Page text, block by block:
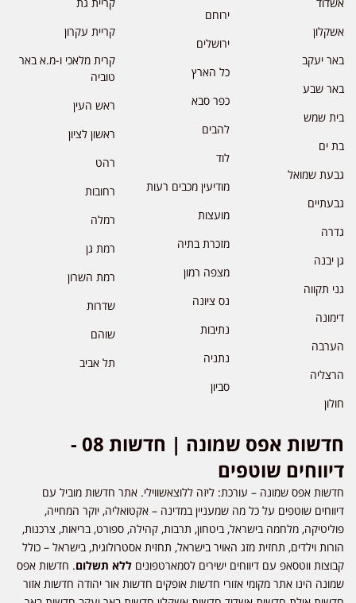
אשקלון
באר יעקב
באר שבע
בית שמש
בת ים
גבעת שמואל
גבעתיים
גדרה
גן יבנה
גני תקווה
דימונה
הערבה
הרצליה
חולון
ירוחם
ירושלים
כל הארץ
כפר סבא
להבים
לוד
מודיעין מכבים רעות
מועצות
מזכרת בתיה
מצפה רמון
נס ציונה
נתיבות
נתניה
סביון
קריית עקרון
קרית מלאכי ו-מ.א באר
טוביה
ראש העין
ראשון לציון
רהט
רחובות
רמלה
רמת גן
רמת השרון
שדרות
שוהם
תל אביב
חדשות אפס שמונה | חדשות 08 -
דיווחים שוטפים
חדשות אפס שמונה – עורכת: ליזה ללוצאשווילי. אתר חדשות מוביל עם
דיווחים שוטפים על כל מה שמעניין במדינה – אקטואליה, יוקר המחייה,
פוליטיקה, מלחמה בישראל, ביטחון, תרבות, קהילה, ספורט, בריאות, צרכנות,
הורות וילדים, תחזית מזג האויר בישראל, תחזית אסטרולוגית, בישראל – כולל
קבוצות ווטסאפ עם דיווחים ישירים לסמארטפונים ללא תשלום. חדשות אפס
שמונה הינו אתר מקומי אזורי חדשות אופקים חדשות אור יהודה חדשות אזור